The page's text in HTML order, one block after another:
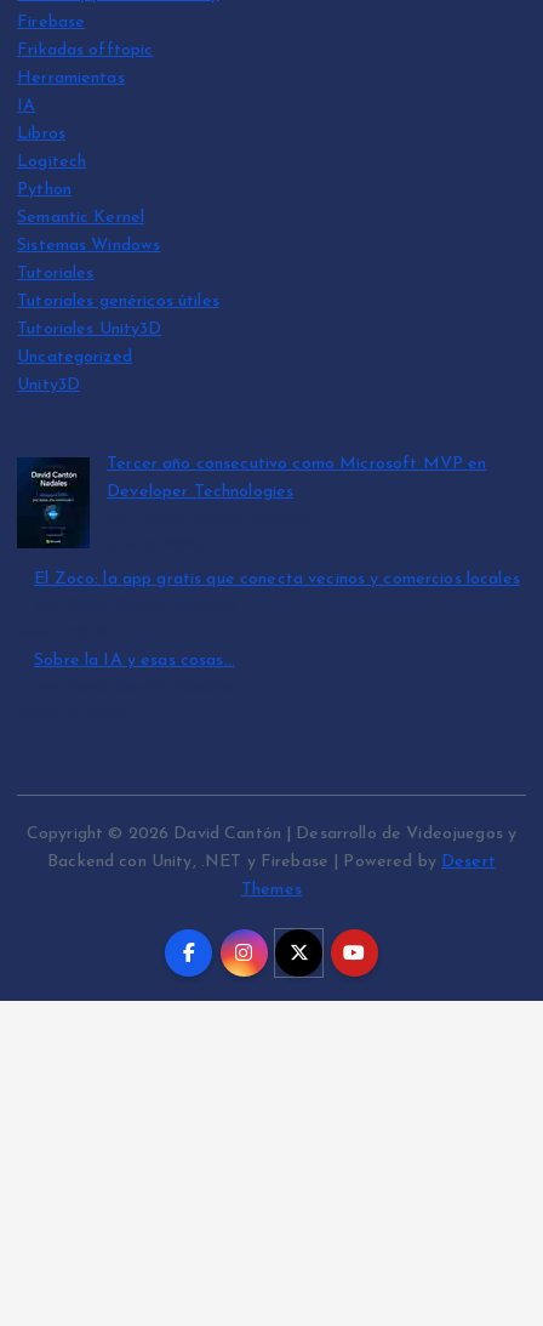
Firebase
Frikadas offtopic
Herramientas
IA
Libros
Logitech
Python
Semantic Kernel
Sistemas Windows
Tutoriales
Tutoriales genéricos útiles
Tutoriales Unity3D
Uncategorized
Unity3D
Tercer año consecutivo como Microsoft MVP en
Developer Technologies
El Zoco: la app gratis que conecta vecinos y comercios locales
Sobre la IA y esas cosas…
Copyright © 2026 David Cantón | Desarrollo de Videojuegos y
Backend con Unity, .NET y Firebase | Powered by Desert
Themes